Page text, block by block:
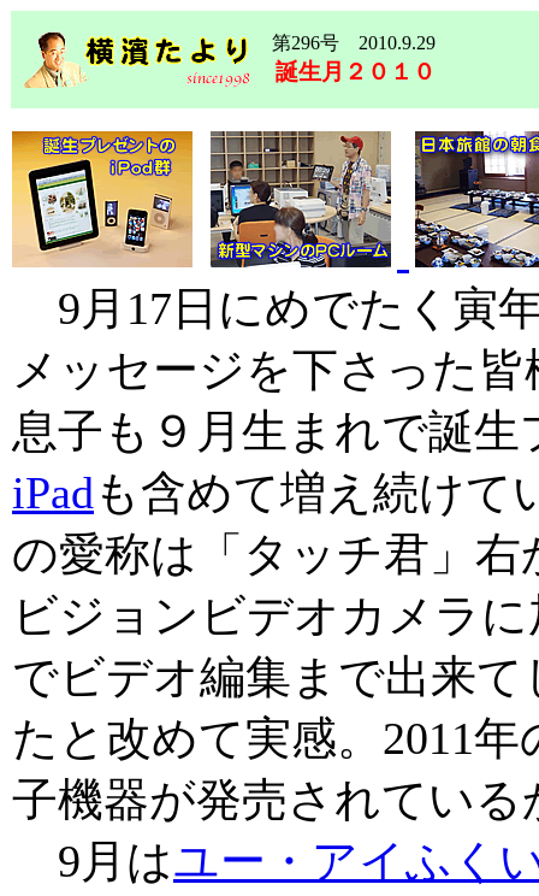
第296号 2010.9.29
誕生月２０１０
9月17日にめでたく寅
メッセージを下さった
息子も９月生まれで誕
iPad も含めて増え続けて
の愛称は「タッチ君」右
ビジョンビデオカメラ
でビデオ編集まで出来
たと改めて実感。2011
子機器が発売されている
9月はユー・アイふく